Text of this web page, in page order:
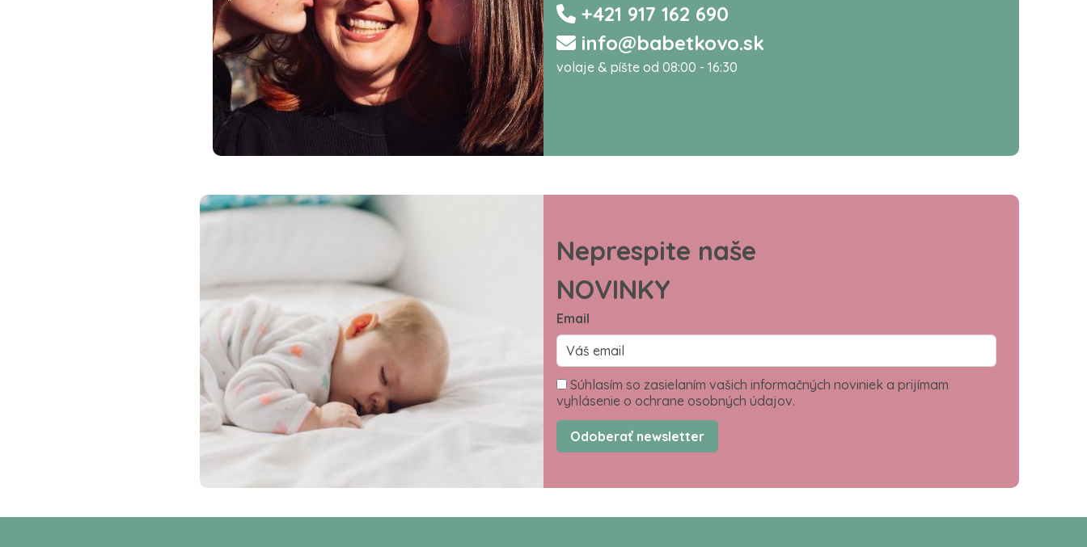
+421 917 162 690
info@babetkovo.sk
volaje & píšte od 08:00 - 16:30
Neprespite naše
NOVINKY
Email
Súhlasím so zasielaním vašich informačných noviniek a prijímam
vyhlásenie o ochrane osobných údajov.
Odoberať newsletter